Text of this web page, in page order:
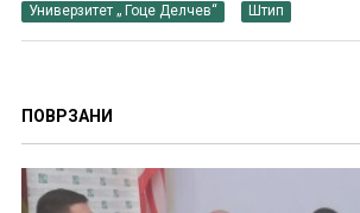
Универзитет „ Гоце Делчев“ Штип
ПОВРЗАНИ